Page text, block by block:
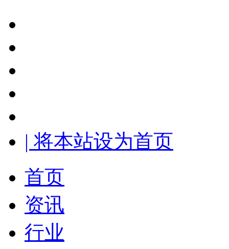
| 将本站设为首页
首页
资讯
行业